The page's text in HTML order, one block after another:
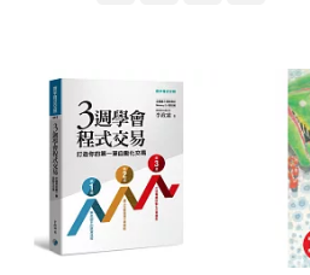
社團法人台北市野鳥學會(1)
胡冠中、 李政霖（繪）(1)
行政院農業委員會林務局(1)
貓頭鷹(1)
可港澳店取(18)
可新加坡店取(18)
可菲律賓店取(18)